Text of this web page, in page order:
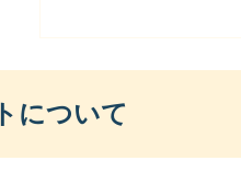
について